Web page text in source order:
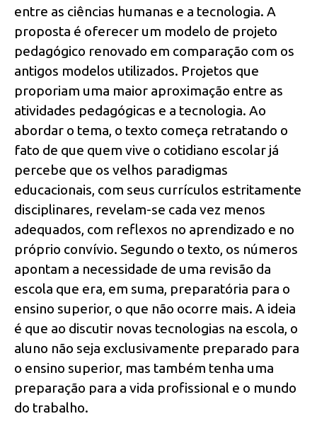
entre as ciências humanas e a tecnologia. A
proposta é oferecer um modelo de projeto
pedagógico renovado em comparação com os
antigos modelos utilizados. Projetos que
proporiam uma maior aproximação entre as
atividades pedagógicas e a tecnologia. Ao
abordar o tema, o texto começa retratando o
fato de que quem vive o cotidiano escolar já
percebe que os velhos paradigmas
educacionais, com seus currículos estritamente
disciplinares, revelam-se cada vez menos
adequados, com reflexos no aprendizado e no
próprio convívio. Segundo o texto, os números
apontam a necessidade de uma revisão da
escola que era, em suma, preparatória para o
ensino superior, o que não ocorre mais. A ideia
é que ao discutir novas tecnologias na escola, o
aluno não seja exclusivamente preparado para
o ensino superior, mas também tenha uma
preparação para a vida profissional e o mundo
do trabalho.